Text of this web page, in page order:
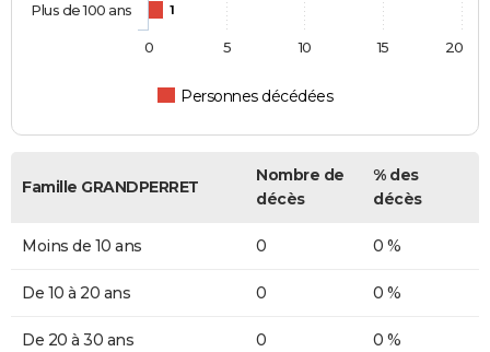
1
Personnes décédées
Plus de 100 ans
0 5 10 15 20
Famille GRANDPERRET
Nombre de
décès
% des
décès
Moins de 10 ans 0 0 %
De 10 à 20 ans 0 0 %
De 20 à 30 ans 0 0 %